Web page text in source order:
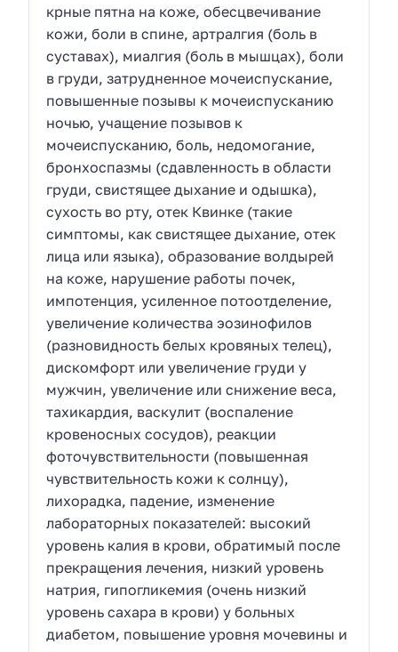
крные пятна на коже, обесцвечивание
кожи, боли в спине, артралгия (боль в
суставах), миалгия (боль в мышцах), боли
в груди, затрудненное мочеиспускание,
повышенные позывы к мочеиспусканию
ночью, учащение позывов к
мочеиспусканию, боль, недомогание,
бронхоспазмы (сдавленность в области
груди, свистящее дыхание и одышка),
сухость во рту, отек Квинке (такие
симптомы, как свистящее дыхание, отек
лица или языка), образование волдырей
на коже, нарушение работы почек,
импотенция, усиленное потоотделение,
увеличение количества эозинофилов
(разновидность белых кровяных телец),
дискомфорт или увеличение груди у
мужчин, увеличение или снижение веса,
тахикардия, васкулит (воспаление
кровеносных сосудов), реакции
фоточувствительности (повышенная
чувствительность кожи к солнцу),
лихорадка, падение, изменение
лабораторных показателей: высокий
уровень калия в крови, обратимый после
прекращения лечения, низкий уровень
натрия, гипогликемия (очень низкий
уровень сахара в крови) у больных
диабетом, повышение уровня мочевины и